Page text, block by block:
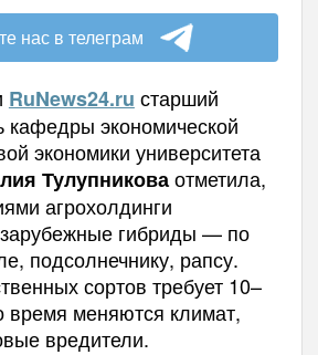
нас в телеграм
RuNews24.ru старший
кафедры экономической
экономики университета
Тулупниковаотметила,
агрохолдинги
гибриды — по
подсолнечнику, рапсу.
сортов требует 10–
время меняются климат,
вредители.